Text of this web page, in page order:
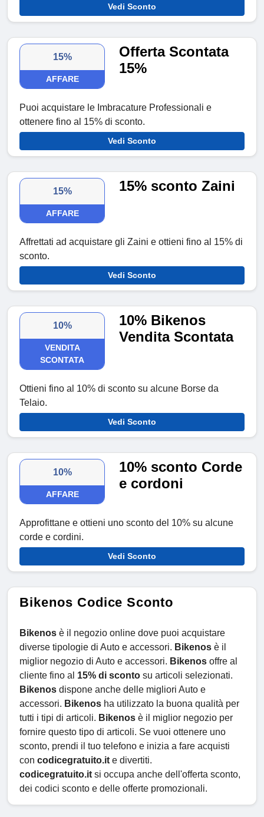
Vedi Sconto
15%
AFFARE
Offerta Scontata
15%
Puoi acquistare le Imbracature Professionali e
ottenere fino al 15% di sconto.
Vedi Sconto
15%
AFFARE
15% sconto Zaini
Affrettati ad acquistare gli Zaini e ottieni fino al 15% di
sconto.
Vedi Sconto
10%
VENDITA
SCONTATA
10% Bikenos
Vendita Scontata
Ottieni fino al 10% di sconto su alcune Borse da
Telaio.
Vedi Sconto
10%
AFFARE
10% sconto Corde
e cordoni
Approfittane e ottieni uno sconto del 10% su alcune
corde e cordini.
Vedi Sconto
Bikenos Codice Sconto
Bikenos è il negozio online dove puoi acquistare
diverse tipologie di Auto e accessori. Bikenos è il
miglior negozio di Auto e accessori. Bikenos offre al
cliente fino al 15% di sconto su articoli selezionati.
Bikenos dispone anche delle migliori Auto e
accessori. Bikenos ha utilizzato la buona qualità per
tutti i tipi di articoli. Bikenos è il miglior negozio per
fornire questo tipo di articoli. Se vuoi ottenere uno
sconto, prendi il tuo telefono e inizia a fare acquisti
con codicegratuito.it e divertiti.
codicegratuito.it si occupa anche dell'offerta sconto,
dei codici sconto e delle offerte promozionali.